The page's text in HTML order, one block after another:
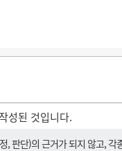
성된 것입니다.
, 판단)의 근거가 되지 않고,